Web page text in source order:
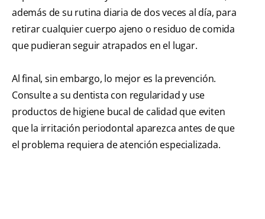
además de su rutina diaria de dos veces al día, para
retirar cualquier cuerpo ajeno o residuo de comida
que pudieran seguir atrapados en el lugar.
Al final, sin embargo, lo mejor es la prevención.
Consulte a su dentista con regularidad y use
productos de higiene bucal de calidad que eviten
que la irritación periodontal aparezca antes de que
el problema requiera de atención especializada.